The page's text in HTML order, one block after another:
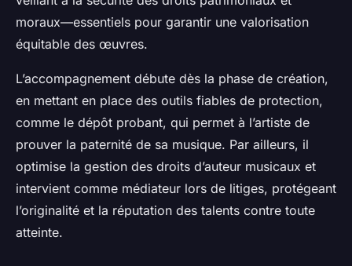
moraux—essentiels pour garantir une valorisation
équitable des œuvres.
L’accompagnement débute dès la phase de création,
en mettant en place des outils fiables de protection,
comme le dépôt probant, qui permet à l’artiste de
prouver la paternité de sa musique. Par ailleurs, il
optimise la gestion des droits d’auteur musicaux et
intervient comme médiateur lors de litiges, protégeant
l’originalité et la réputation des talents contre toute
atteinte.